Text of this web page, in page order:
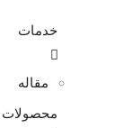
خدمات
مقاله
محصولات